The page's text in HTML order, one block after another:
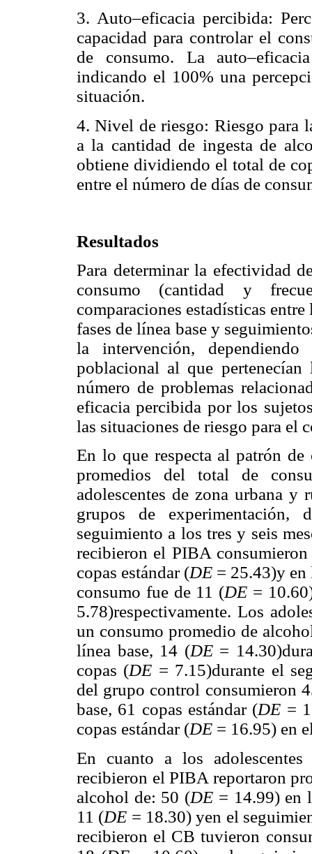
3. Auto–eficacia percibida:
capacidad para controlar el
de consumo. La
indicando el 100% una
situación.
4. Nivel de riesgo: Riesgo para
a la cantidad de ingesta de
obtiene dividiendo el total de
entre el número de días de
Resultados
Para determinar la efectividad
consumo (cantidad y
comparaciones estadísticas
fases de línea base y
la intervención,
poblacional al que pertenecían
número de problemas
eficacia percibida por los
las situaciones de riesgo para el
En lo que respecta al patrón
promedios del total de
adolescentes de zona urbana
grupos de
seguimiento a los tres y seis
recibieron el PIBA
copas estándar (DE = 25.43)y en
consumo fue de 11 (DE =
5.78)respectivamente. Los
un consumo promedio de
línea base, 14 (DE=
copas (DE = 7.15)durante el
del grupo control consumieron
base, 61 copas estándar (DE =
copas estándar (DE = 16.95) en
En cuanto a los
recibieron el PIBA reportaron
alcohol de: 50 (DE = 14.99) en
11 (DE = 18.30) yen el
recibieron el CB tuvieron